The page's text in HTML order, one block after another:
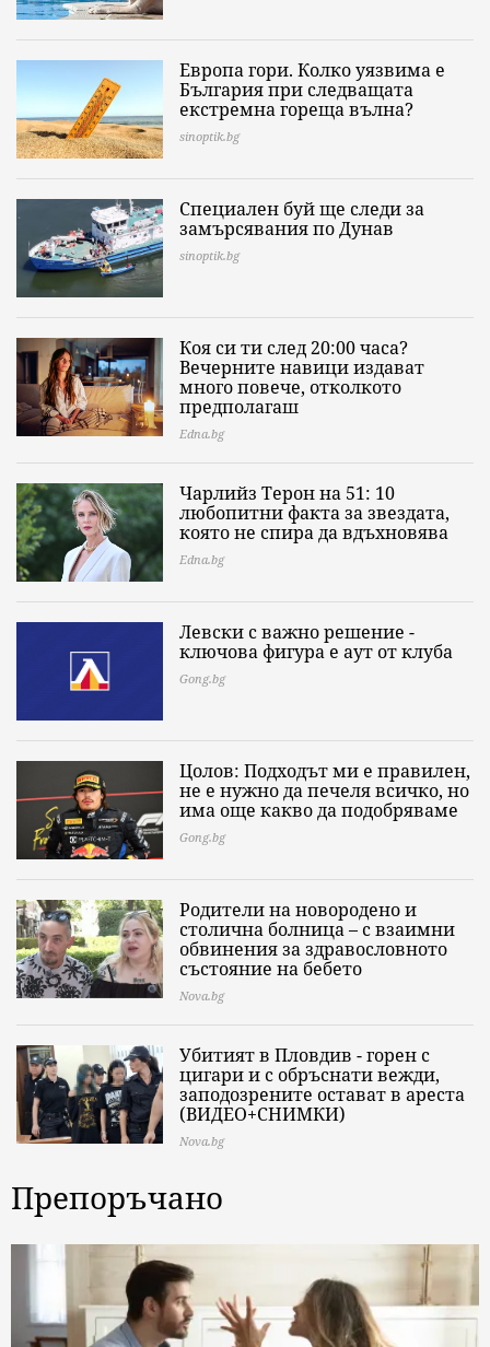
Европа гори. Колко уязвима е
България при следващата
екстремна гореща вълна?
sinoptik.bg
Специален буй ще следи за
замърсявания по Дунав
sinoptik.bg
Коя си ти след 20:00 часа?
Вечерните навици издават
много повече, отколкото
предполагаш
Edna.bg
Чарлийз Терон на 51: 10
любопитни факта за звездата,
която не спира да вдъхновява
Edna.bg
Левски с важно решение -
ключова фигура е аут от клуба
Gong.bg
Цолов: Подходът ми е правилен,
не е нужно да печеля всичко, но
има още какво да подобряваме
Gong.bg
Родители на новородено и
столична болница – с взаимни
обвинения за здравословното
състояние на бебето
Nova.bg
Убитият в Пловдив - горен с
цигари и с обръснати вежди,
заподозрените остават в ареста
(ВИДЕО+СНИМКИ)
Nova.bg
Препоръчано